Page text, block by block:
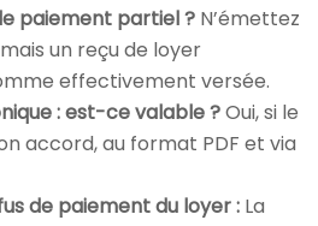
paiement partiel ? N’émettez
un reçu de loyer
effectivement versée.
: est-ce valable ?Oui, si le
accord, au format PDF et via
de paiement du loyer : La